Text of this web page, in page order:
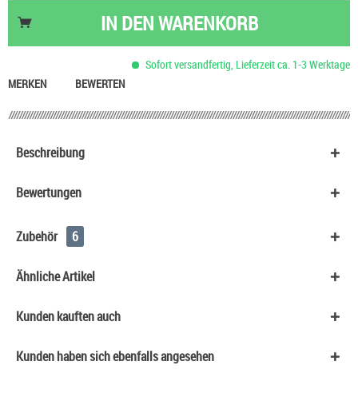
UWELL Caliburn G5 Pod Kit
59,90 €
IN DENWARENKORB
Sofort versandfertig, Lieferzeit ca. 1-3 Werktage
MERKEN
BEWERTEN
Beschreibung
Bewertungen
Zubehör 6
Ähnliche Artikel
Kunden kauften auch
Kunden haben sich ebenfalls angesehen